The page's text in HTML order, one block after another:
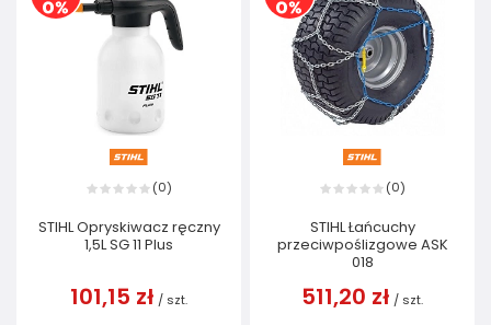
(0)
STIHL Opryskiwacz ręczny
1,5L SG 11 Plus
101,15 zł / szt.
(0)
STIHL Łańcuchy
przeciwpoślizgowe ASK
018
511,20 zł / szt.